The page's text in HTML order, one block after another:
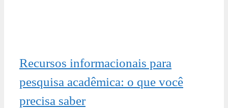
Recursos informacionais para
pesquisa acadêmica: o que você
precisa saber